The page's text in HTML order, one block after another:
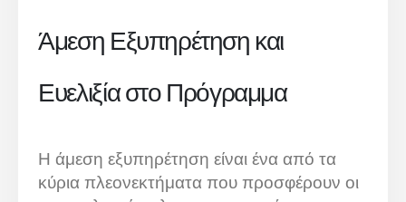
Άμεση Εξυπηρέτηση και
Ευελιξία στο Πρόγραμμα
Η άμεση εξυπηρέτηση είναι ένα από τα
κύρια πλεονεκτήματα που προσφέρουν οι